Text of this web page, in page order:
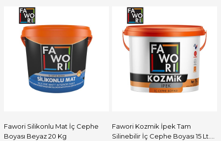
Fawori Silikonlu Mat İç Cephe
Boyası Beyaz 20 Kg
Fawori Kozmik İpek Tam
Silinebilir İç Cephe Boyası 15 Lt.